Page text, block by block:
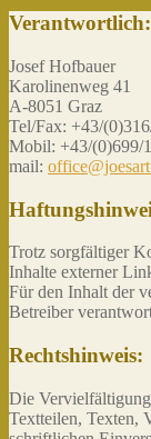
Verantwortlich:
Josef Hofbauer
Karolinenweg 41
A-8051 Graz
Tel/Fax: +43/
Mobil: +43/(0)699/
mail:
Trotz sorgfältiger
Inhalte externer
Für den Inhalt der
Betreiber
Rechtshinweis:
Die
Textteilen, Texten,